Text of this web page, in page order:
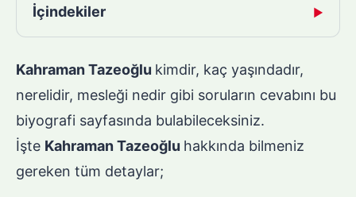
İçindekiler ▶
Kahraman Tazeoğlu kimdir, kaç yaşındadır,
nerelidir, mesleği nedir gibi soruların cevabını bu
biyografi sayfasında bulabileceksiniz.
İşte Kahraman Tazeoğlu hakkında bilmeniz
gereken tüm detaylar;